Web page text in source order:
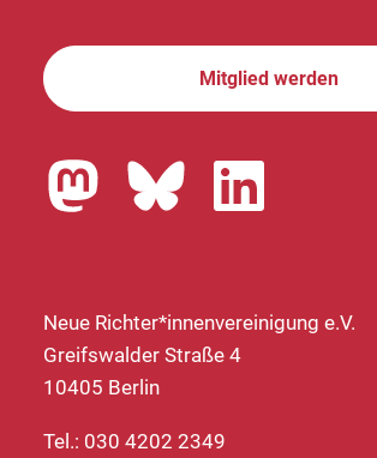
Mitglied werden
Neue Richter*innenvereinigung e.V.
Greifswalder Straße 4
10405 Berlin
Tel.: 030 4202 2349